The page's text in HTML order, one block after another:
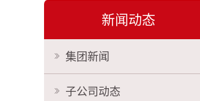
新闻动态
集团新闻
子公司动态